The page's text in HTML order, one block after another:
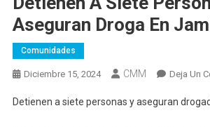
Aseguran Droga En
Comunidades
Diciembre 15, 2024 CMM Deja Un
Detienen a siete personas y aseguran